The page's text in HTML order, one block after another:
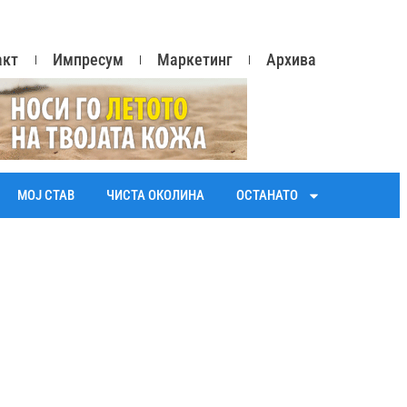
Импресум Маркетинг Архива
МОЈ СТАВ ЧИСТА ОКОЛИНА ОСТАНАТО